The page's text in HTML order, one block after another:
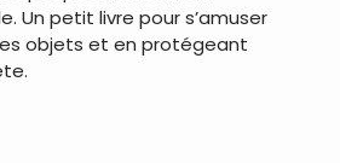
Un petit livre pour s’amuser
objets et en protégeant